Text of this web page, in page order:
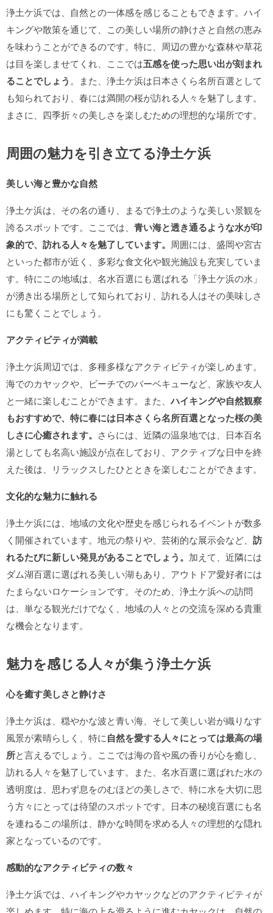
浄土ケ浜では、自然との一体感を感じることもできます。ハイ
キングや散策を通じて、この美しい場所の静けさと自然の恵み
を味わうことができるのです。特に、周辺の豊かな森林や草花
は目を楽しませてくれ、ここでは五感を使った思い出が刻まれ
ることでしょう 。また、浄土ケ浜は日本さくら名所百選として
も知られており、春には満開の桜が訪れる人々を魅了します。
まさに、四季折々の美しさを楽しむための理想的な場所です。
周囲の魅力を引き立てる浄土ケ浜
美しい海と豊かな自然
浄土ケ浜は、その名の通り、まるで浄土のような美しい景観を
誇るスポットです。ここでは、 青い海と透き通るような水が印
象的で、訪れる人々を魅了しています。 周囲には、盛岡や宮古
といった都市が近く、多彩な食文化や観光施設も充実していま
す。特にこの地域は、名水百選にも選ばれる「浄土ケ浜の水」
が湧き出る場所として知られており、訪れる人はその美味しさ
にも驚くことでしょう。
アクティビティが満載
浄土ケ浜周辺では、多種多様なアクティビティが楽しめます。
海でのカヤックや、ビーチでのバーベキューなど、家族や友人
と一緒に楽しむことができます。また、ハイキングや自然観察
もおすすめで、特に春には日本さくら名所百選となった桜の美
しさに心癒されます。 さらには、近隣の温泉地では、日本百名
湯としても名高い施設が点在しており、アクティブな日中を終
えた後は、リラックスしたひとときを楽しむことができます。
文化的な魅力に触れる
浄土ケ浜には、地域の文化や歴史を感じられるイベントが数多
く開催されています。地元の祭りや、芸術的な展示会など、 訪
れるたびに新しい発見があることでしょう。 加えて、近隣には
ダム湖百選に選ばれる美しい湖もあり、アウトドア愛好者には
たまらないロケーションです。そのため、浄土ケ浜への訪問
は、単なる観光だけでなく、地域の人々との交流を深める貴重
な機会となります。
魅力を感じる人々が集う浄土ケ浜
心を癒す美しさと静けさ
浄土ケ浜は、穏やかな波と青い海、そして美しい岩が織りなす
風景が素晴らしく、特に自然を愛する人々にとっては最高の場
所と言えるでしょう。ここでは海の音や風の香りが心を癒し、
訪れる人々を魅了しています。また、名水百選に選ばれた水の
透明度は、思わず息をのむほどの美しさで、特に水を大切に思
う方々にとっては待望のスポットです。日本の秘境百選にも名
を連ねるこの場所は、静かな時間を求める人々の理想的な隠れ
家となっているのです。
感動的なアクティビティの数々
浄土ケ浜では、ハイキングやカヤックなどのアクティビティが